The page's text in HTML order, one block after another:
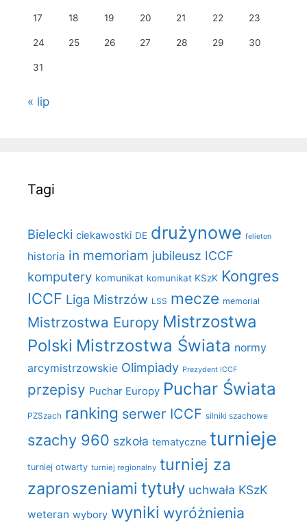
17 18 19 20 21 22 23
24 25 26 27 28 29 30
31
« lip
Tagi
Bielecki ciekawostki DE drużynowe felieton
historia in memoriam jubileusz ICCF
komputery komunikat komunikat KSzK Kongres
ICCF Liga Mistrzów LSS mecze memoriał
Mistrzostwa Europy Mistrzostwa
Polski Mistrzostwa Świata normy
arcymistrzowskie Olimpiady Prezydent ICCF
przepisy Puchar Europy Puchar Świata
PZSzach ranking serwer ICCF silniki szachowe
szachy 960 szkoła tematyczne turnieje
turniej otwarty turniej regionalny turniej za
zaproszeniami tytuły uchwała KSzK
weteran wybory wyniki wyróżnienia